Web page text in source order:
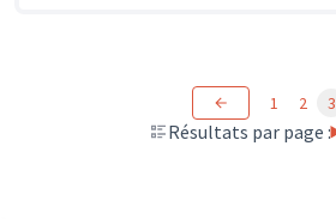
Résultats par page :
1 2 3